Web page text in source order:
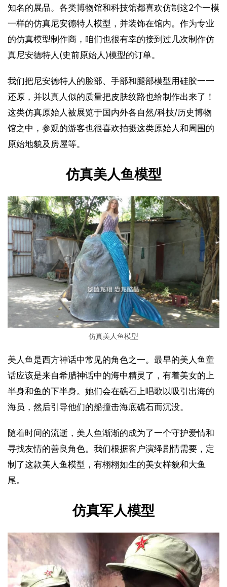
知名的展品。各类博物馆和科技馆都喜欢仿制这2个一模
一样的仿真尼安德特人模型，并装饰在馆内。作为专业
的仿真模型制作商，咱们也很有幸的接到过几次制作仿
真尼安德特人(史前原始人)模型的订单。
我们把尼安德特人的脸部、手部和腿部模型用硅胶一一
还原，并以真人似的质量把皮肤纹路也给制作出来了！
这类仿真原始人被展览于国内外各自然/科技/历史博物
馆之中，参观的游客也很喜欢拍摄这类原始人和周围的
原始地貌及房屋等。
仿真美人鱼模型
仿真美人鱼模型
美人鱼是西方神话中常见的角色之一。最早的美人鱼童
话应该是来自希腊神话中的海中精灵了，有着美女的上
半身和鱼的下半身。她们会在礁石上唱歌以吸引出海的
海员，然后引导他们的船撞击海底礁石而沉没。
随着时间的流逝，美人鱼渐渐的成为了一个守护爱情和
寻找友情的善良角色。我们根据客户演绎剧情需要，定
制了这款美人鱼模型，有栩栩如生的美女样貌和大鱼
尾。
仿真军人模型